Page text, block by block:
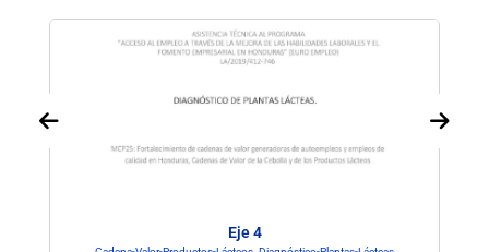
Eje 4